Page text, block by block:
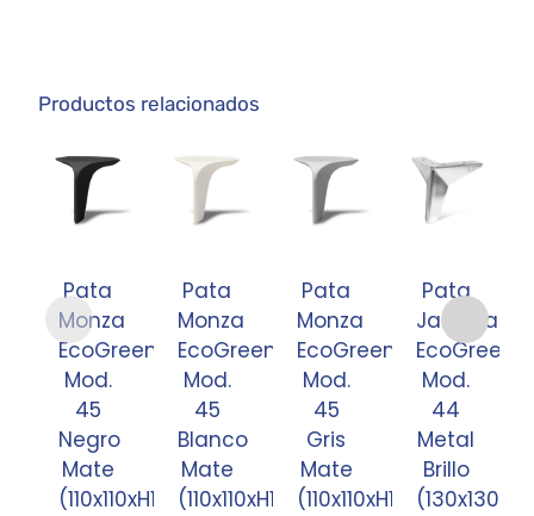
Productos relacionados
Pata
Monza
EcoGreen
Mod.
45
Negro
Mate
(110x110xH120)
Pata
Monza
EcoGreen
Mod.
45
Blanco
Mate
(110x110xH120)
Pata
Monza
EcoGreen
Mod.
45
Gris
Mate
(110x110xH120)
Pata
Jarama
EcoGreen
Mod.
44
Metal
Brillo